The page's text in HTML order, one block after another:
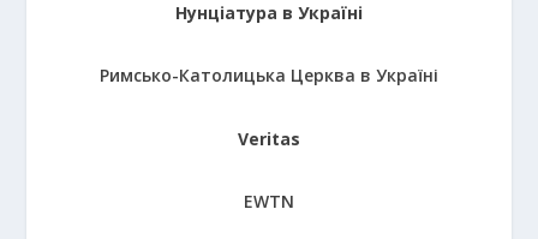
Нунціатура в Україні
Римсько-Католицька Церква в Україні
Veritas
EWTN